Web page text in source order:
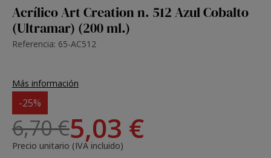
Acrílico Art Creation n. 512 Azul Cobalto
(Ultramar) (200 ml.)
Referencia: 65-AC512
Más información
-25%
6,70 €5,03 €
Precio unitario (IVA incluido)